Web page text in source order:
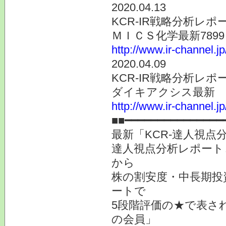
2020.04.13
KCR-IR戦略分析レポ
ＭＩＣＳ化学最新
http://www.ir-
2020.04.09
KCR-IR戦略分析レポ
ダイキアクシス最新
http://www.ir-
最新「KCR-達人視
達人視点分析レポー
から
株の割安度・中長期
ートで
5段階評価の★で表さ
の会員」